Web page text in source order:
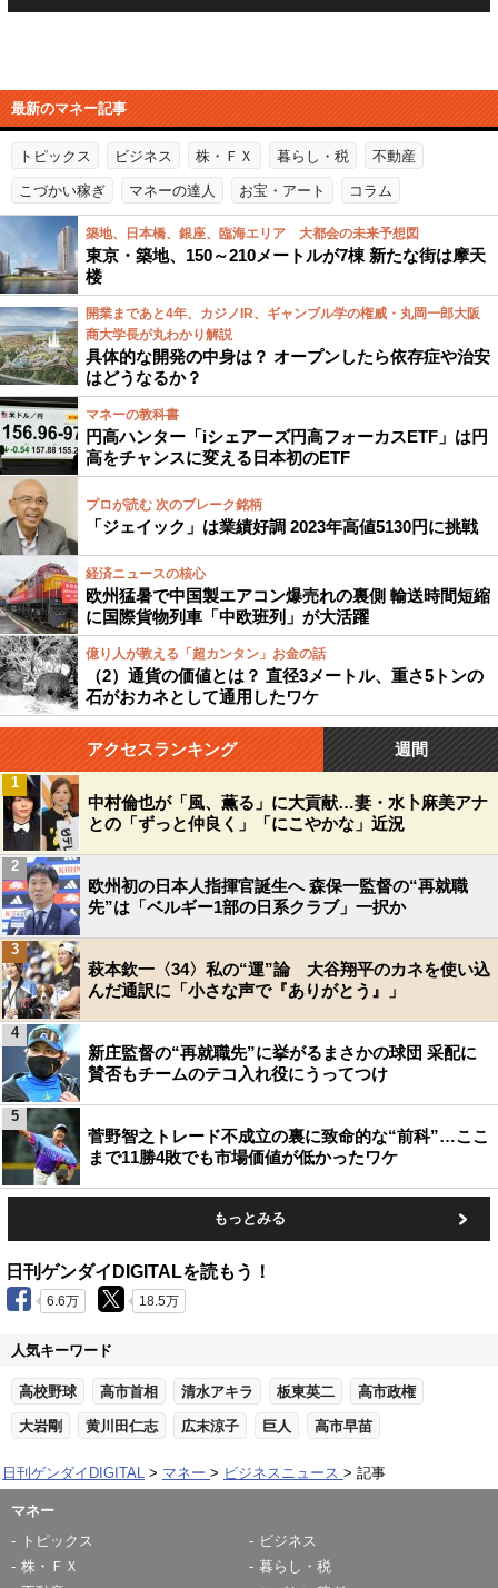
最新のマネー記事
トピックス ビジネス 株・ＦＸ 暮らし・税 不動産
こづかい稼ぎ マネーの達人 お宝・アート コラム
築地、日本橋、銀座、臨海エリア 大都会の未来予想図
東京・築地、150～210メートルが7棟 新たな街は摩天
楼
開業まであと4年、カジノIR、ギャンブル学の権威・丸岡一郎大阪
商大学長が丸わかり解説
具体的な開発の中身は？ オープンしたら依存症や治安
はどうなるか？
マネーの教科書
円高ハンター「iシェアーズ円高フォーカスETF」は円
高をチャンスに変える日本初のETF
プロが読む 次のブレーク銘柄
「ジェイック」は業績好調 2023年高値5130円に挑戦
経済ニュースの核心
欧州猛暑で中国製エアコン爆売れの裏側 輸送時間短縮
に国際貨物列車「中欧班列」が大活躍
億り人が教える「超カンタン」お金の話
（2）通貨の価値とは？ 直径3メートル、重さ5トンの
石がおカネとして通用したワケ
アクセスランキング 週間
中村倫也が「風、薫る」に大貢献…妻・水卜麻美アナ
との「ずっと仲良く」「にこやかな」近況
1
欧州初の日本人指揮官誕生へ 森保一監督の“再就職
先”は「ベルギー1部の日系クラブ」一択か
2
萩本欽一〈34〉私の“運”論 大谷翔平のカネを使い込
んだ通訳に「小さな声で『ありがとう』」
3
新庄監督の“再就職先”に挙がるまさかの球団 采配に
賛否もチームのテコ入れ役にうってつけ
4
菅野智之トレード不成立の裏に致命的な“前科”…ここ
まで11勝4敗でも市場価値が低かったワケ
5
もっとみる
日刊ゲンダイDIGITALを読もう！
6.6万 18.5万
人気キーワード
高校野球 高市首相 清水アキラ 板東英二 高市政権
大岩剛 黄川田仁志 広末涼子 巨人 高市早苗
日刊ゲンダイDIGITAL マネー ビジネスニュース 記事
マネー
トピックス
ビジネス
株・ＦＸ
暮らし・税